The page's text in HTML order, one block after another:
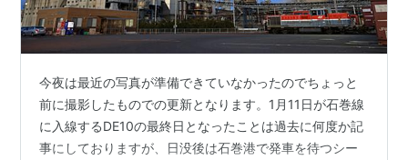
今夜は最近の写真が準備できていなかったのでちょっと
前に撮影したものでの更新となります。1月11日が石巻線
に入線するDE10の最終日となったことは過去に何度か記
事にしておりますが、日没後は石巻港で発車を待つシー